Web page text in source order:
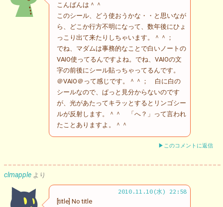
こんばんは＾＾
このシール、どう使おうかな・・と思いなが
ら、どこか行方不明になって、数年後にひょ
っこり出て来たりしちゃいます。＾＾；
でね、マダムは事務的なことで白いノートの
VAIO使ってるんですよね。でね、VAIOの文
字の前後にシール貼っちゃってるんです。
＠VAIO＠って感じです。＾＾； 白に白の
シールなので、ぱっと見分からないのです
が、光があたってキラッとするとリンゴシー
ルが反射します。＾＾ 「へ？」って言われ
たことありますよ。＾＾
▶このコメントに返信
clmapple より
2010.11.10(水) 22:58
[title] No title